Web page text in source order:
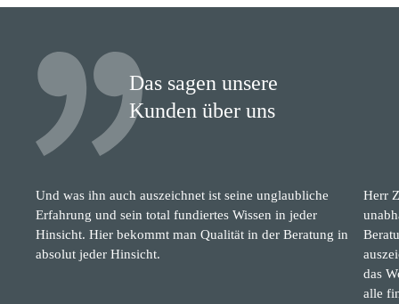
Das sagen unsere
Kunden über uns
Und was ihn auch auszeichnet ist seine unglaubliche
Erfahrung und sein total fundiertes Wissen in jeder
Hinsicht. Hier bekommt man Qualität in der Beratung in
absolut jeder Hinsicht.
Herr
das
alle